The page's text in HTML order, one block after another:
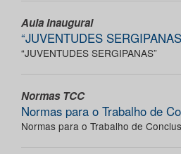
Aula Inaugural
“JUVENTUDES
“JUVENTUDES SERGIPANAS”
Normas TCC
Normas para o Trabalho de
Normas para o Trabalho de